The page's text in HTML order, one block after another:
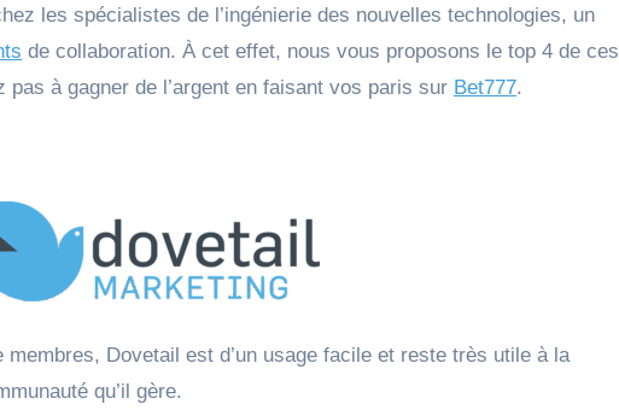
les spécialistes de l’ingénierie des nouvelles technologies, un
de collaboration. À cet effet, nous vous proposons le top 4 de ces
à gagner de l’argent en faisant vos paris sur Bet777.
Dovetail est d’un usage facile et reste très utile à la
qu’il gère.